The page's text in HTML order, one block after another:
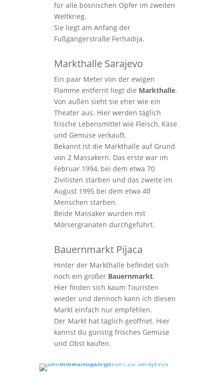
für alle bosnischen Opfer im zweiten
Weltkrieg.
Sie liegt am Anfang der
Fußgängerstraße Ferhadija.
Markthalle Sarajevo
Ein paar Meter von der ewigen
Flamme entfernt liegt die Markthalle.
Von außen sieht sie eher wie ein
Theater aus. Hier werden täglich
frische Lebensmittel wie Fleisch, Käse
und Gemüse verkauft.
Bekannt ist die Markthalle auf Grund
von 2 Massakern. Das erste war im
Februar 1994, bei dem etwa 70
Zivilisten starben und das zweite im
August 1995 bei dem etwa 40
Menschen starben.
Beide Massaker wurden mit
Mörsergranaten durchgeführt.
Bauernmarkt Pijaca
Hinter der Markthalle befindet sich
noch ein großer Bauernmarkt.
Hier finden sich kaum Touristen
wieder und dennoch kann ich diesen
Markt einfach nur empfehlen.
Der Markt hat täglich geöffnet. Hier
kannst du günstig frisches Gemüse
und Obst kaufen.